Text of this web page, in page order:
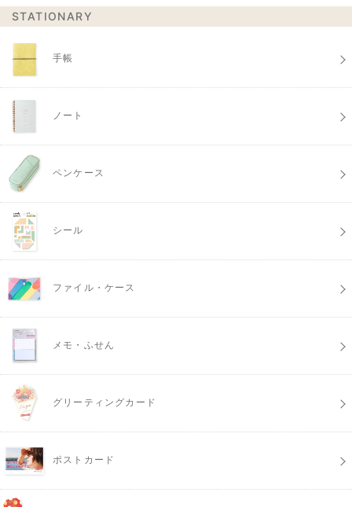
STATIONARY
手帳
ノート
ペンケース
シール
ファイル・ケース
メモ・ふせん
グリーティングカード
ポストカード